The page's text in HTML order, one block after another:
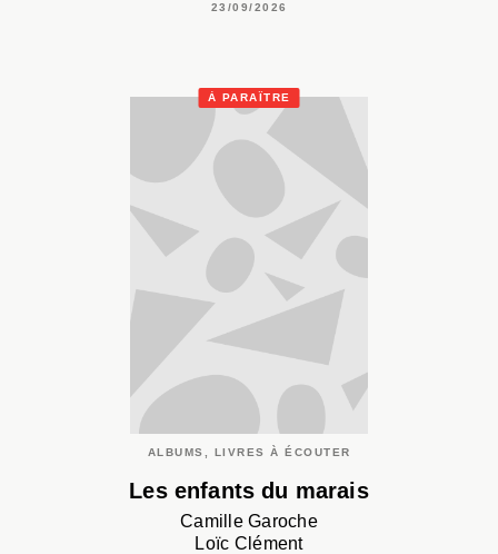
23/09/2026
À PARAÎTRE
ALBUMS, LIVRES À ÉCOUTER
Les enfants du marais
Camille Garoche
Loïc Clément